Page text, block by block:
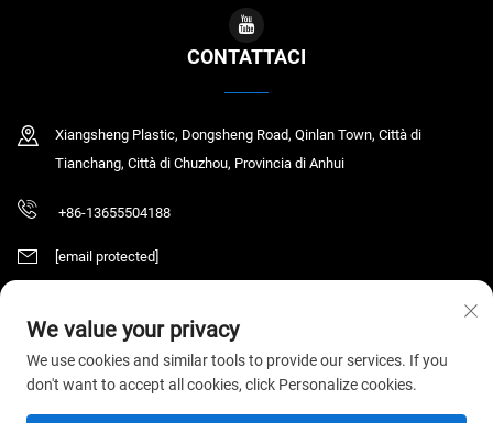
CONTATTACI
Xiangsheng Plastic, Dongsheng Road, Qinlan Town, Città di
Tianchang, Città di Chuzhou, Provincia di Anhui
+86-13655504188
[email protected]
Copyright © 2026 Tianchang Chaochen Electronic Technology Co., LTD. Tutti i
diritti riservati. Informativa sulla privacy
We value your privacy
We use cookies and similar tools to provide our services. If you
don't want to accept all cookies, click Personalize cookies.